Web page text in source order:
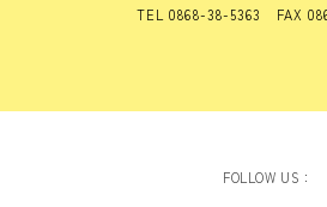
TEL 0868-38-5363 FAX
FOLLOW US：